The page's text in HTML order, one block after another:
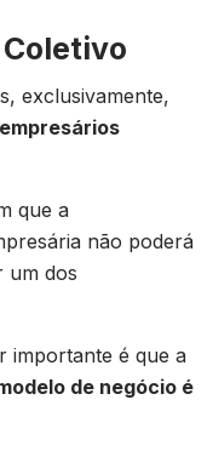
exclusivamente,
que a
não poderá
um dos
importante é que a
de negócio é